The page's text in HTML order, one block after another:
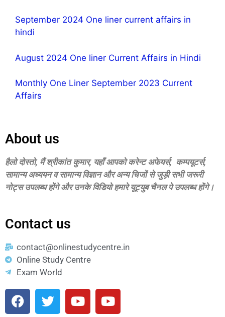
September 2024 One liner current affairs in
hindi
August 2024 One liner Current Affairs in Hindi
Monthly One Liner September 2023 Current
Affairs
About us
हैलो दोस्‍तो, मैं श्रीकांत कुमार, यहॉं आपको करेन्‍ट अफेयर्स, कम्‍पयूटर्स,
सामान्‍य अध्‍ययन व सामान्‍य विज्ञान और अन्‍य चिजों से जुड़ी सभी जरूरी
नोट्स उपलब्‍ध होंगे और उनके विडियो हमारे यूट्युब चैनल पे उपलब्‍ध होंगे।
Contact us
contact@onlinestudycentre.in
Online Study Centre
Exam World